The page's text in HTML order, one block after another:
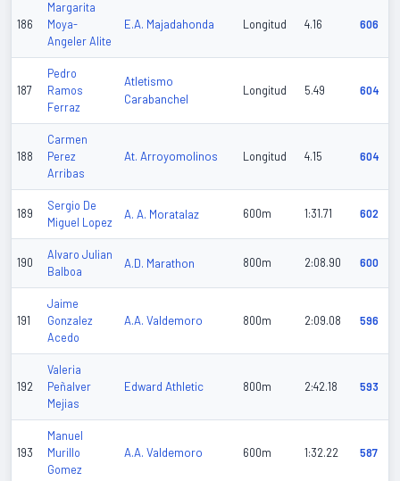
186
Margarita
Moya-
Angeler Alite
E.A. Majadahonda Longitud 4.16 606
187
Pedro
Ramos
Ferraz
Atletismo
Carabanchel
Longitud 5.49 604
188
Carmen
Perez
Arribas
At. Arroyomolinos Longitud 4.15 604
189
Sergio De
Miguel Lopez
A. A. Moratalaz 600m 1:31.71 602
190
Alvaro Julian
Balboa
A.D. Marathon 800m 2:08.90 600
191
Jaime
Gonzalez
Acedo
A.A. Valdemoro 800m 2:09.08 596
192
Valeria
Peñalver
Mejias
Edward Athletic 800m 2:42.18 593
193
Manuel
Murillo
Gomez
A.A. Valdemoro 600m 1:32.22 587